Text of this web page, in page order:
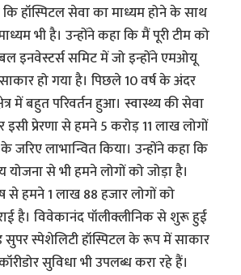
हॉस्पिटल सेवा का माध्यम होने के साथ
भी है। उन्होंने कहा कि मैं पूरी टीम को
इनवेस्टर्स समिट में जो इन्होंने एमओयू
हो गया है। पिछले 10 वर्ष के अंदर
में बहुत परिवर्तन हुआ। स्वास्थ्य की सेवा
इसी प्रेरणा से हमने 5 करोड़ 11 लाख लोगों
जरिए लाभान्वित किया। उन्होंने कहा कि
योजना से भी हमने लोगों को जोड़ा है।
से हमने 1 लाख 88 हजार लोगों को
है। विवेकानंद पॉलीक्लीनिक से शुरू हुई
सुपर स्पेशेलिटी हॉस्पिटल के रूप में साकार
सुविधा भी उपलब्ध करा रहे हैं।